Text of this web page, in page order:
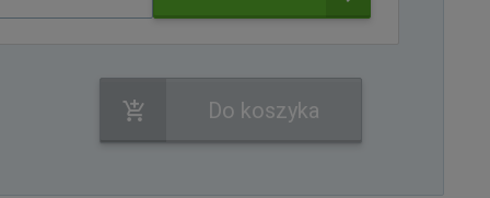
Do koszyka